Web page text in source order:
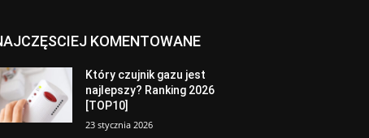
KOMENTOWANE
Który czujnik gazu jest
najlepszy? Ranking 2026
[TOP10]
23 stycznia 2026